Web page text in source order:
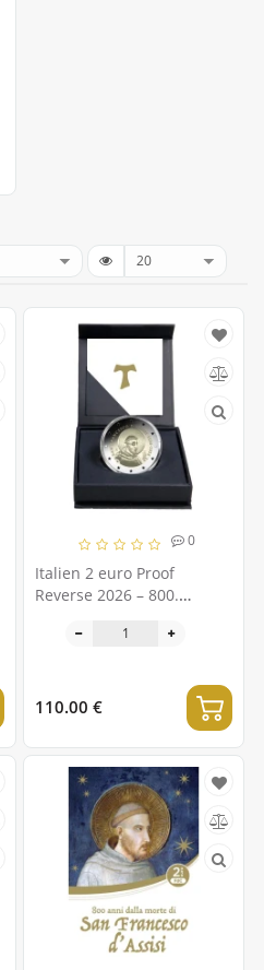
0
Italien 2 euro Proof
Reverse 2026 – 800.
Franz von Assisi
110.00 €